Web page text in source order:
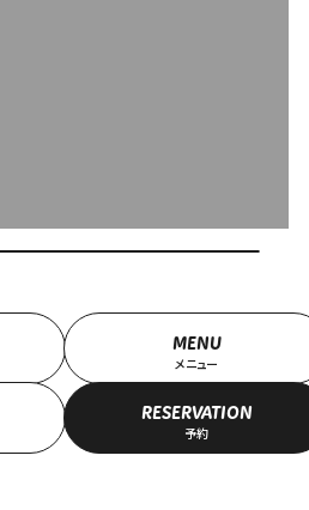
MENU
メニュー
RESERVATION
予約